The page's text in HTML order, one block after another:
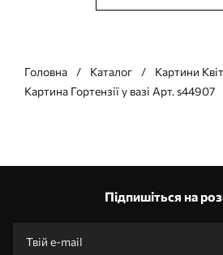
Головна Каталог
Картини
Картина Гортензії у вазі Арт. s44907
Підпишіться на